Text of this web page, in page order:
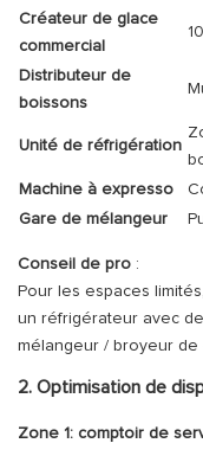
Créateur de glace
commercial
Distributeur de
boissons
Unité de réfrigération
Machine à expresso
Gare de mélangeur
Conseil de pro :
Pour les espaces
un réfrigérateur avec
mélangeur / broyeur de
2. Optimisation de
Zone 1: comptoir de